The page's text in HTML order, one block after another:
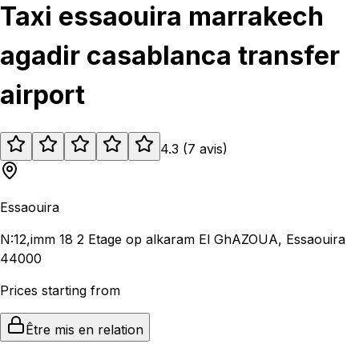
Taxi essaouira marrakech
agadir casablanca transfer
airport
4.3 (7 avis)
Essaouira
N:12,imm 18 2 Etage op alkaram El GhAZOUA, Essaouira
44000
Prices starting from
Être mis en relation